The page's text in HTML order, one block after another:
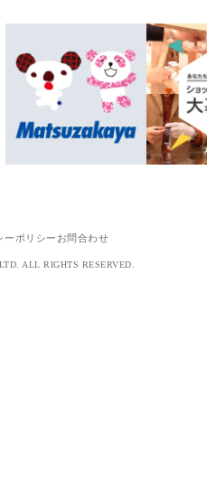
ーポリシー お問合わせ
ALL RIGHTS RESERVED.